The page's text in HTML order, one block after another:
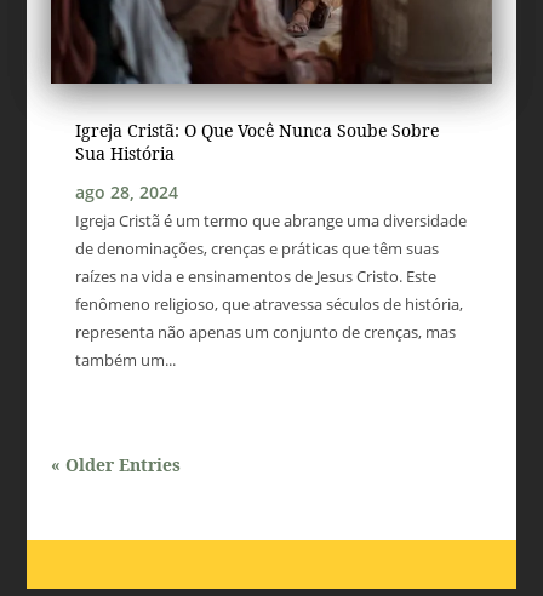
Igreja Cristã: O Que Você Nunca Soube Sobre
Sua História
ago 28, 2024
Igreja Cristã é um termo que abrange uma diversidade
de denominações, crenças e práticas que têm suas
raízes na vida e ensinamentos de Jesus Cristo. Este
fenômeno religioso, que atravessa séculos de história,
representa não apenas um conjunto de crenças, mas
também um...
« Older Entries